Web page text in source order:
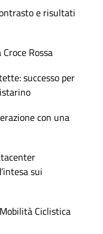
e risultati
Rossa
successo per
con una
sui
Ciclistica